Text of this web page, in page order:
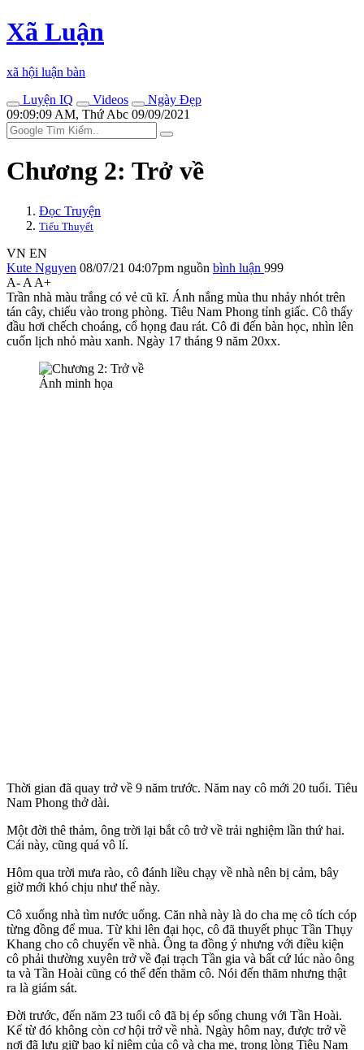
Xã Luận
xã hội luận bàn
Luyện IQ
Videos
Ngày Đẹp
09:09:09 AM, Thứ Abc 09/09/2021
Chương 2: Trở về
Đọc Truyện
Tiểu Thuyết
VN EN
Kute Nguyen 08/07/21 04:07pm nguồn bình luận 999
A- A A+
Trần nhà màu trắng có vẻ cũ kĩ. Ánh nắng mùa thu nhảy nhót trên
tán cây, chiếu vào trong phòng. Tiêu Nam Phong tỉnh giấc. Cô thấy
đầu hơi chếch choáng, cổ họng đau rát. Cô đi đến bàn học, nhìn lên
cuốn lịch nhỏ màu xanh. Ngày 17 tháng 9 năm 20xx.
Ảnh minh họa
Thời gian đã quay trở về 9 năm trước. Năm nay cô mới 20 tuổi. Tiêu
Nam Phong thở dài.
Một đời thê thảm, ông trời lại bắt cô trở về trải nghiệm lần thứ hai.
Cái này, cũng quá vô lí.
Hôm qua trời mưa rào, cô đánh liều chạy về nhà nên bị cảm, bây
giờ mới khó chịu như thế này.
Cô xuống nhà tìm nước uống. Căn nhà này là do cha mẹ cô tích cóp
từng đồng để mua. Từ khi lên đại học, cô đã thuyết phục Tần Thụy
Khang cho cô chuyển về nhà. Ông ta đồng ý nhưng với điều kiện
cô phải thường xuyên trở về đại trạch Tần gia và bất cứ lúc nào ông
ta và Tần Hoài cũng có thể đến thăm cô. Nói đến thăm nhưng thật
ra là giám sát.
Đời trước, đến năm 23 tuổi cô đã bị ép sống chung với Tần Hoài.
Kể từ đó không còn cơ hội trở về nhà. Ngày hôm nay, được trở về
nơi đã lưu giữ bao kỉ niệm của cô và cha mẹ, trong lòng Tiêu Nam